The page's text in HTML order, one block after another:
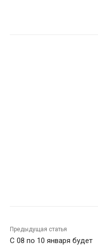
Предыдущая статья
С 08 по 10 января будет